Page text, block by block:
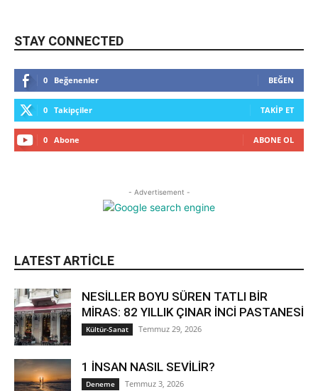
STAY CONNECTED
0 Beğenenler BEĞEN
0 Takipçiler TAKIP ET
0 Abone ABONE OL
- Advertisement -
LATEST ARTICLE
NESİLLER BOYU SÜREN TATLI BİR
MİRAS: 82 YILLIK ÇINAR İNCİ PASTANESİ
Kültür-Sanat Temmuz 29, 2026
1 İNSAN NASIL SEVİLİR?
Deneme Temmuz 3, 2026